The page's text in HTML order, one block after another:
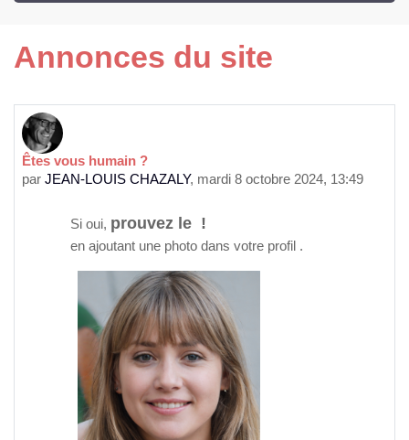
Annonces du site
Êtes vous humain ?
par JEAN-LOUIS CHAZALY, mardi 8 octobre 2024, 13:49
Si oui, prouvez le !
en ajoutant une photo dans votre profil .